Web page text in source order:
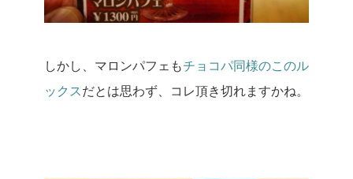
しかし、マロンパフェもチョコパ同様のこのル
ックスだとは思わず、コレ頂き切れますかね。